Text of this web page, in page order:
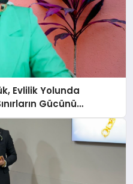
Evlilik Yolunda
Gücünü